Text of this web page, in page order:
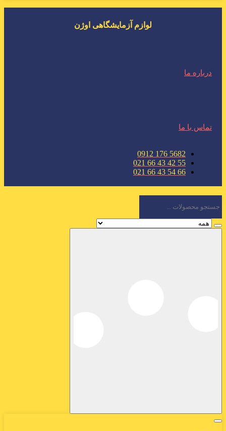
لوازم آزمایشگاهی اوژن
درباره ما
تماس با ما
5682 176 0912
55 42 43 66 021
66 54 43 66 021